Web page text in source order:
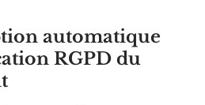
automatique
RGPD du